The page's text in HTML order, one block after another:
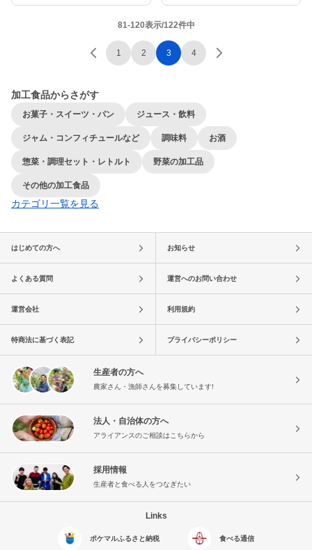
81-120表示/122件中
1 2 3 4
加工食品からさがす
お菓子・スイーツ・パン ジュース・飲料
ジャム・コンフィチュールなど 調味料 お酒
惣菜・調理セット・レトルト 野菜の加工品
その他の加工食品
カテゴリ一覧を見る
はじめての方へ お知らせ
よくある質問 運営へのお問い合わせ
運営会社 利用規約
特商法に基づく表記 プライバシーポリシー
生産者の方へ
農家さん・漁師さんを募集しています!
法人・自治体の方へ
アライアンスのご相談はこちらから
採用情報
生産者と食べる人をつなぎたい
Links
ポケマルふるさと納税 食べる通信